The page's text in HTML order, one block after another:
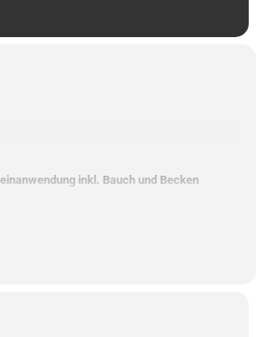
inkl. Bauch und Becken
gesunden Leben, wird den Füßen, Beinen
beigemessen. Durch sanfte
wohltuende Anwendung welche sehr